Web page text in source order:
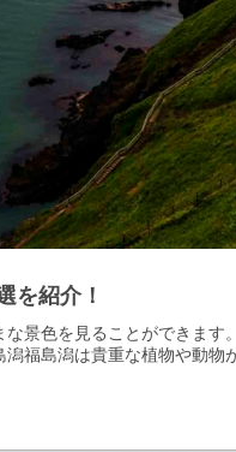
を紹介！
景色を見ることができます
福島潟は貴重な植物や動物